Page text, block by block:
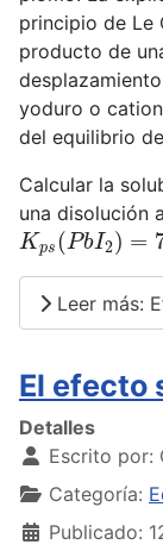
principio de Le
producto de
yoduro o
del equilibrio
Calcular la
una disolución
Kps(PbI2)=
Leer más:
El efecto
Detalles
Escrito por:
Categoría:
Publicado: